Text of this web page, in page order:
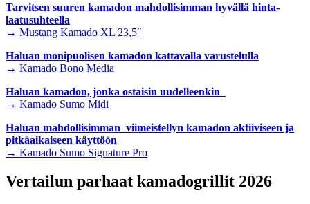
Tarvitsen suuren kamadon mahdollisimman hyvällä hinta-
laatusuhteella
→ Mustang Kamado XL 23,5″
Haluan monipuolisen kamadon kattavalla varustelulla
→ Kamado Bono Media
Haluan kamadon, jonka ostaisin uudelleenkin
→ Kamado Sumo Midi
Haluan mahdollisimman viimeistellyn kamadon aktiiviseen ja
pitkäaikaiseen käyttöön
→ Kamado Sumo Signature Pro
Vertailun parhaat kamadogrillit 2026